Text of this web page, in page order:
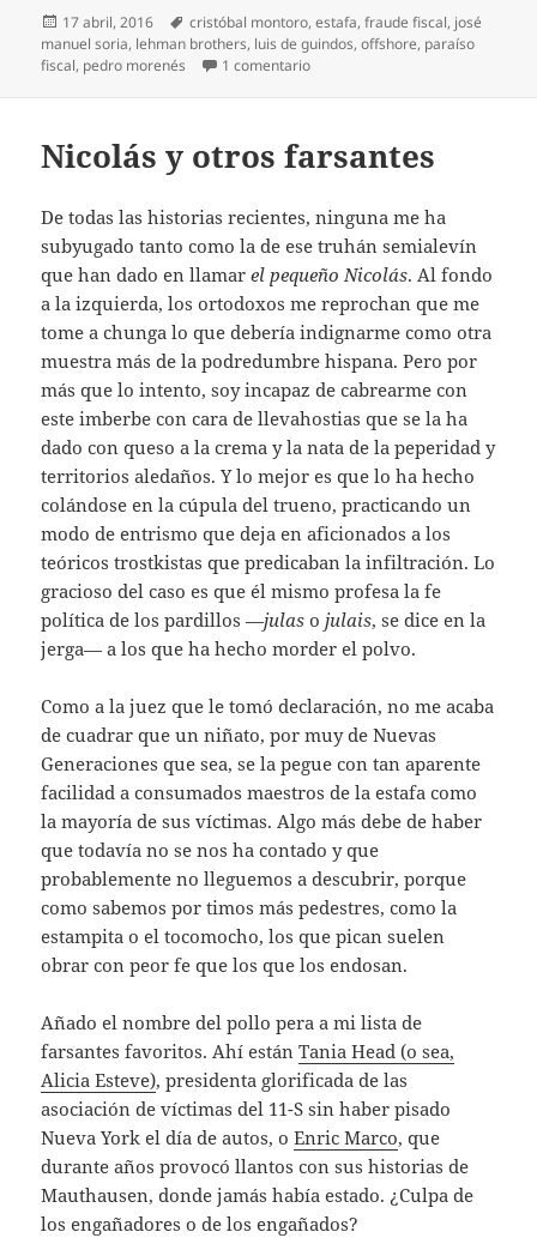
Publicado
el
17 abril, 2016 Etiquetas
cristóbal montoro,estafa,fraude fiscal, josé
manuel soria, lehman brothers, luis de guindos,offshore, paraíso
fiscal, pedro morenés 1 comentarioen Un gobierno paradisíaco
Nicolás y otros farsantes
De todas las historias recientes, ninguna me ha
subyugado tanto como la de ese truhán semialevín
que han dado en llamarel pequeño Nicolás. Al fondo
a la izquierda, los ortodoxos me reprochan que me
tome a chunga lo que debería indignarme como otra
muestra más de la podredumbre hispana. Pero por
más que lo intento, soy incapaz de cabrearme con
este imberbe con cara de llevahostias que se la ha
dado con queso a la crema y la nata de la peperidad y
territorios aledaños. Y lo mejor es que lo ha hecho
colándose en la cúpula del trueno, practicando un
modo de entrismo que deja en aficionados a los
teóricos trostkistas que predicaban la infiltración. Lo
gracioso del caso es que él mismo profesa la fe
política de los pardillos —julas ojulais, se dice en la
jerga— a los que ha hecho morder el polvo.
Como a la juez que le tomó declaración, no me acaba
de cuadrar que un niñato, por muy de Nuevas
Generaciones que sea, se la pegue con tan aparente
facilidad a consumados maestros de la estafa como
la mayoría de sus víctimas. Algo más debe de haber
que todavía no se nos ha contado y que
probablemente no lleguemos a descubrir, porque
como sabemos por timos más pedestres, como la
estampita o el tocomocho, los que pican suelen
obrar con peor fe que los que los endosan.
Añado el nombre del pollo pera a mi lista de
farsantes favoritos. Ahí estánTania Head (o sea,
Alicia Esteve), presidenta glorificada de las
asociación de víctimas del 11-S sin haber pisado
Nueva York el día de autos, oEnric Marco, que
durante años provocó llantos con sus historias de
Mauthausen, donde jamás había estado. ¿Culpa de
los engañadores o de los engañados?